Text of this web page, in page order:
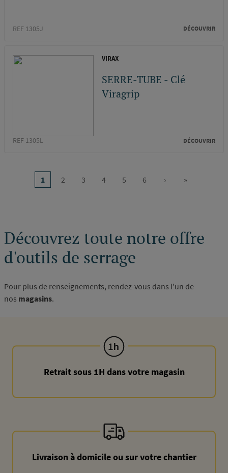
REF 1305J DÉCOUVRIR
VIRAX
SERRE-TUBE - Clé
Viragrip
REF 1305L DÉCOUVRIR
Page
1 Page
2 Page
3 Page
4 Page
5 Page
6
Page
›
Dernière
»
Découvrez toute notre offre
d'outils de serrage
Pour plus de renseignements, rendez-vous dans l'un de
nos magasins.
Retrait sous 1H dans votre magasin
Livraison à domicile ou sur votre chantier